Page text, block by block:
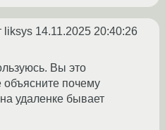
liksys 14.11.2025 20:40:26
Вы это
почему
удаленке бывает